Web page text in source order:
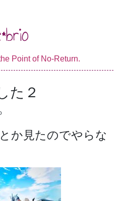
Point of No-Return.
た２
か見たのでやらな